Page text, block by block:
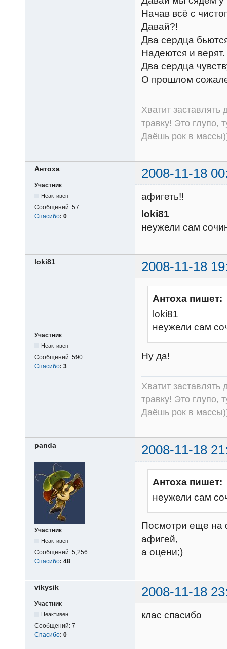
Начав всё с
Давай?!
Два сердца
Надеются и верят.
Два сердца
О прошлом
Хватит заставлять
травку! Это глупо,
Даёшь рок в
Антоха 2008-11-18
Участник
Неактивен
Сообщений: 57
Спасибо: 0
афигеть!!
loki81
неужели сам
loki81 2008-11-18
Участник
Неактивен
Сообщений: 590
Спасибо: 3
Антоха пишет:
loki81
неужели сам
Ну да!
Хватит заставлять
травку! Это глупо,
Даёшь рок в
panda 2008-11-18
Участник
Неактивен
Сообщений: 5,256
Спасибо: 48
Антоха пишет:
неужели сам
Посмотри еще на
афигей,
а оцени;)
vikysik 2008-11-18
Участник
Неактивен
Сообщений: 7
Спасибо: 0
клас спасибо